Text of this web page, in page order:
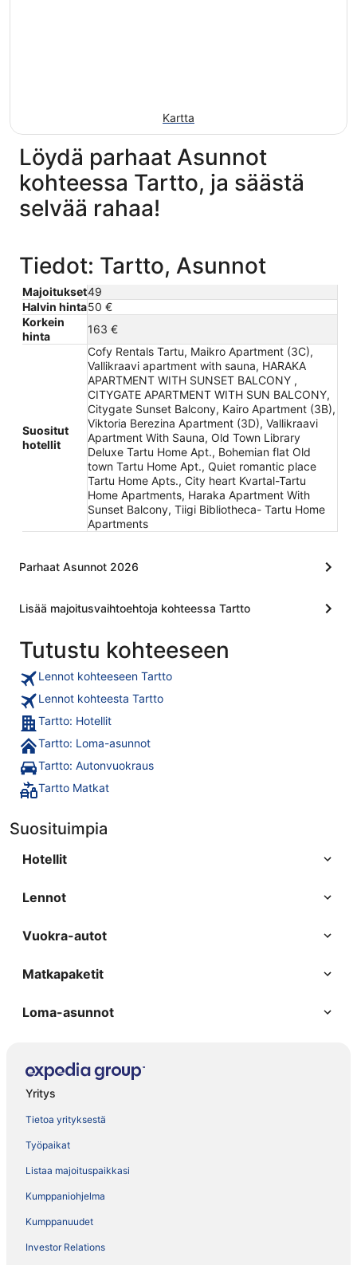
Kartta
Löydä parhaat Asunnot
kohteessa Tartto, ja säästä
selvää rahaa!
Tiedot: Tartto, Asunnot
Majoitukset49
Halvin hinta50 €
Korkein
hinta
163 €
Suositut
hotellit
Cofy Rentals Tartu, Maikro Apartment (3C),
Vallikraavi apartment with sauna, HARAKA
APARTMENT WITH SUNSET BALCONY ,
CITYGATE APARTMENT WITH SUN BALCONY,
Citygate Sunset Balcony, Kairo Apartment (3B),
Viktoria Berezina Apartment (3D), Vallikraavi
Apartment With Sauna, Old Town Library
Deluxe Tartu Home Apt., Bohemian flat Old
town Tartu Home Apt., Quiet romantic place
Tartu Home Apts., City heart Kvartal-Tartu
Home Apartments, Haraka Apartment With
Sunset Balcony, Tiigi Bibliotheca- Tartu Home
Apartments
Parhaat Asunnot 2026
Lisää majoitusvaihtoehtoja kohteessa Tartto
Tutustu kohteeseen
Lennot kohteeseen Tartto
Lennot kohteesta Tartto
Tartto: Hotellit
Tartto: Loma-asunnot
Tartto: Autonvuokraus
Tartto Matkat
Suosituimpia
Hotellit
Lennot
Vuokra-autot
Matkapaketit
Loma-asunnot
Yritys
Tietoa yrityksestä
Työpaikat
Listaa majoituspaikkasi
Kumppaniohjelma
Kumppanuudet
Investor Relations